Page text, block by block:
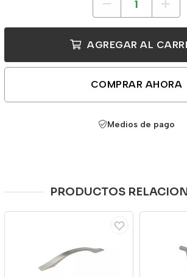
AGREGAR AL
COMPRAR AHORA
Medios de pago
PRODUCTOS